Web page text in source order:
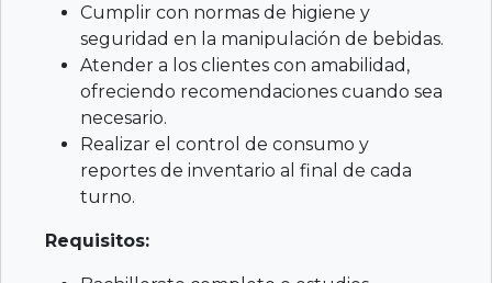
Cumplir con normas de higiene y
seguridad en la manipulación de bebidas.
Atender a los clientes con amabilidad,
ofreciendo recomendaciones cuando sea
necesario.
Realizar el control de consumo y
reportes de inventario al final de cada
turno.
Requisitos: